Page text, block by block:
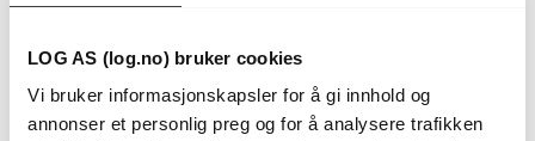
LOG AS (log.no) bruker cookies
Vi bruker informasjonskapsler for å gi innhold og
annonser et personlig preg og for å analysere trafikken